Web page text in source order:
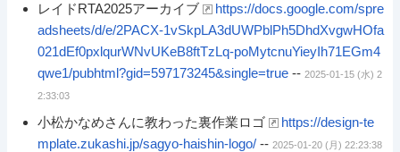
レイドRTA2025アーカイブ
https://docs.google.com/spre
adsheets/d/e/2PACX-1vSkpLA3dUWPblPh5DhdXvgwHOfa
021dEf0pxlqurWNvUKeB8ftTzLq-poMytcnuYieyIh71EGm4
qwe1/pubhtml?gid=597173245&single=true -- 2025-01-15 (水) 2
2:33:03
小松かなめさんに教わった裏作業ロゴ
https://design-te
mplate.zukashi.jp/sagyo-haishin-logo/ -- 2025-01-20 (月) 22:23:38